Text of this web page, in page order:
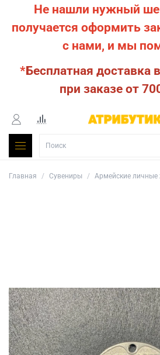
Не нашли нужный
получается оформить
с нами, и мы
*Бесплатная доставка
при заказе от
Главная Сувениры Армейские